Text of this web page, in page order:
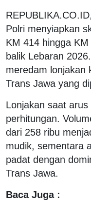
Polri menyiapkan
KM 414 hingga
balik Lebaran
meredam lonjakan
Trans Jawa yang
Lonjakan saat
perhitungan.
dari 258 ribu
mudik, sementara
padat dengan
Trans Jawa.
Baca Juga :